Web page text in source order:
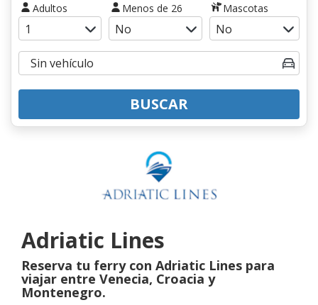
Adultos Menos de 26 Mascotas
BUSCAR
Adriatic Lines
Reserva tu ferry con Adriatic Lines para
viajar entre Venecia, Croacia y
Montenegro.